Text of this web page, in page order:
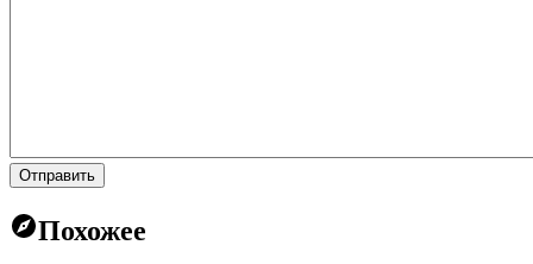
Отправить
Похожее